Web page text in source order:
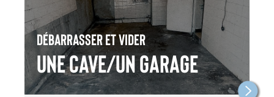
Débarrasser et vider
une cave/un garage